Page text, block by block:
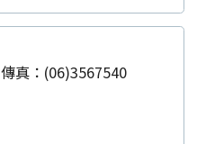
傳真：(06)3567540